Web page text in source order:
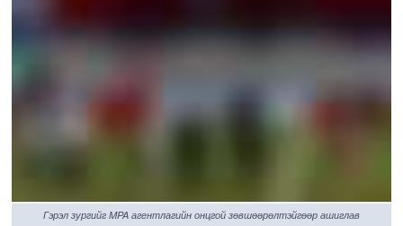
Гэрэл зургийг MPA агентлагийн онцгой зөвшөөрөлтэйгөөр ашиглав